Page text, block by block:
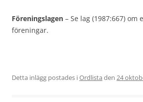
Föreningslagen – Se lag (1987:667) om
föreningar.
Detta inlägg postades iOrdlista den 24